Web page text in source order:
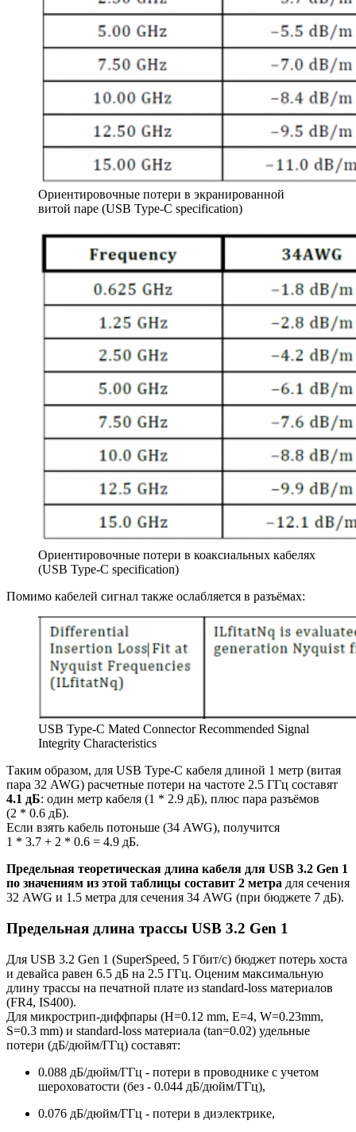
Ориентировочные потери в экранированной
витой паре (USB Type-C specification)
Ориентировочные потери в коаксиальных кабелях
(USB Type-C specification)
Помимо кабелей сигнал также ослабляется в разъёмах:
USB Type-C Mated Connector Recommended Signal
Integrity Characteristics
Таким образом, для USB Type-C кабеля длиной 1 метр (витая
пара 32 AWG) расчетные потери на частоте 2.5 ГГц составят
4.1 дБ: один метр кабеля (1 * 2.9 дБ), плюс пара разъёмов
(2 * 0.6 дБ).
Если взять кабель потоньше (34 AWG), получится
1 * 3.7 + 2 * 0.6 = 4.9 дБ.
Предельная теоретическая длина кабеля для USB 3.2 Gen 1
по значениям из этой таблицы составит 2 метра для сечения
32 AWG и 1.5 метра для сечения 34 AWG (при бюджете 7 дБ).
Предельная длина трассы USB 3.2 Gen 1
Для USB 3.2 Gen 1 (SuperSpeed, 5 Гбит/с) бюджет потерь хоста
и девайса равен 6.5 дБ на 2.5 ГГц. Оценим максимальную
длину трассы на печатной плате из standard-loss материалов
(FR4, IS400).
Для микрострип-диффпары (H=0.12 mm, E=4, W=0.23mm,
S=0.3 mm) и standard-loss материала (tan=0.02) удельные
потери (дБ/дюйм/ГГц) составят:
0.088 дБ/дюйм/ГГц - потери в проводнике с учетом
шероховатости (без - 0.044 дБ/дюйм/ГГц),
0.076 дБ/дюйм/ГГц - потери в диэлектрике,